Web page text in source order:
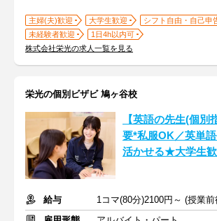
主婦(夫)歓迎 大学生歓迎
シフト自由・自己申
未経験者歓迎
1日4h以内可
株式会社栄光の求人一覧を見る
栄光の個別ビザビ 鳩ヶ谷校
【英語の先生(個別
要*私服OK／英単
活かせる★大学生
給与
1コマ(80分)2100円～ (授業